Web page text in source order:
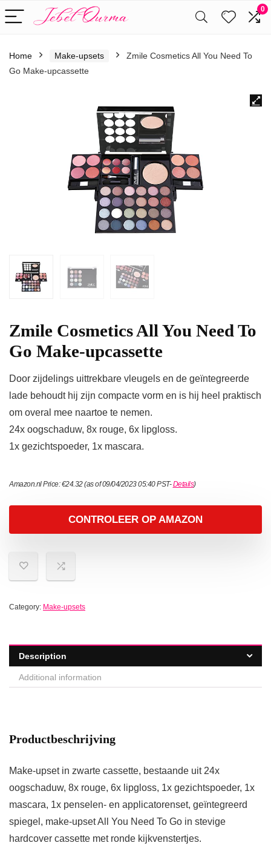
0
Home Make-upsets
Zmile Cosmetics All You Need To
Go Make-upcassette
Zmile Cosmetics All You Need To
Go Make-upcassette
Door zijdelings uittrekbare vleugels en de geïntegreerde
lade behoudt hij zijn compacte vorm en is hij heel praktisch
om overal mee naartoe te nemen.
24x oogschaduw, 8x rouge, 6x lipgloss.
1x gezichtspoeder, 1x mascara.
Amazon.nl Price:€24.32(as of 09/04/2023 05:40 PST-Details)
CONTROLEER OP AMAZON
Category: Make-upsets
Description
Additional information
Productbeschrijving
Make-upset in zwarte cassette, bestaande uit 24x
oogschaduw, 8x rouge, 6x lipgloss, 1x gezichtspoeder, 1x
mascara, 1x penselen- en applicatorenset, geïntegreerd
spiegel, make-upset All You Need To Go in stevige
hardcover cassette met ronde kijkvenstertjes.